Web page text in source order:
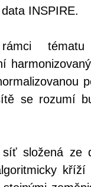
INSPIRE.
tématu
se rozumí
složená ze